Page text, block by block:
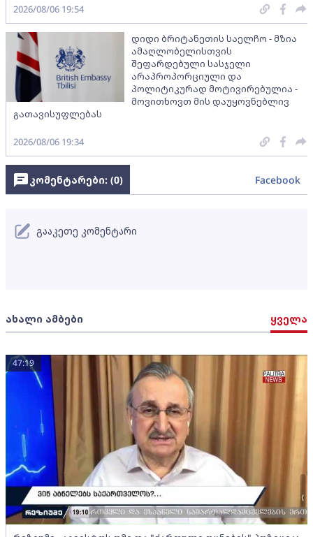
2026/08/06 19:54
დიდი ბრიტანეთის საელჩო - მზია
ამაღლობელისთვის
შეფარდებული სასჯელი
არაპროპორციული და
პოლიტიკურად მოტივირებულია -
მოვითხოვთ მის დაუყოვნებლივ
გათავისუფლებას
2026/08/06 19:34
ახალი ამბები ყველა
47:19
კომენტარები: (0) Facebook
გააკეთე კომენტარი